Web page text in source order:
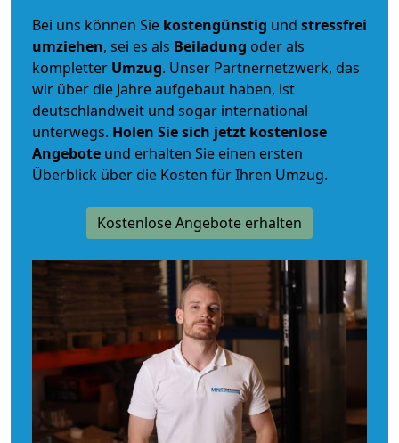
Bei uns können Sie kostengünstig und stressfrei
umziehen, sei es als Beiladung oder als
kompletter Umzug. Unser Partnernetzwerk, das
wir über die Jahre aufgebaut haben, ist
deutschlandweit und sogar international
unterwegs. Holen Sie sich jetzt kostenlose
Angebote und erhalten Sie einen ersten
Überblick über die Kosten für Ihren Umzug.
Kostenlose Angebote erhalten